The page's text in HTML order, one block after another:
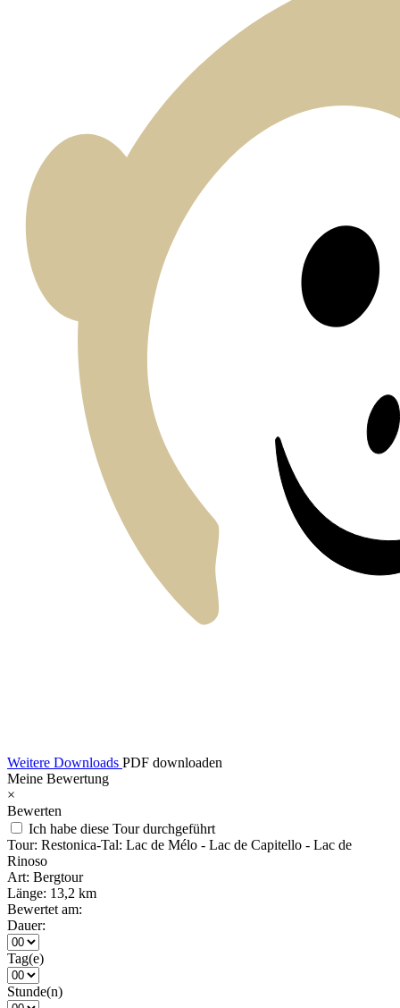
Weitere Downloads PDF downloaden
Meine Bewertung
×
Bewerten
Ich habe diese Tour durchgeführt
Tour: Restonica-Tal: Lac de Mélo - Lac de Capitello - Lac de
Rinoso
Art: Bergtour
Länge: 13,2 km
Bewertet am:
Dauer:
Tag(e)
Stunde(n)